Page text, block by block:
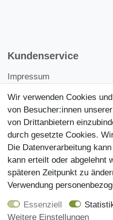
Kundenservice
Impressum
Datenschutz
AGB
Widerrufsrecht
Versandinformationen
Zahlungsmöglichkeiten
Wir verwenden Cookies
von Besucher:innen
von Drittanbietern
durch gesetzte Cookies.
Die Datenverarbeitung
kann erteilt oder abgelehnt
späteren Zeitpunkt zu
Verwendung
Essenziell
Weitere Einstellungen